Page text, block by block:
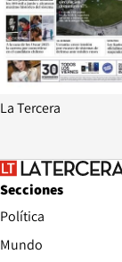
La Tercera
Secciones
Política
Mundo